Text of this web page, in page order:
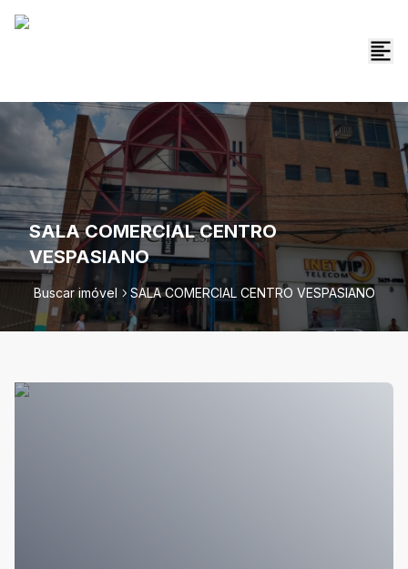
SALA COMERCIAL CENTRO
VESPASIANO
Buscar imóvel SALA COMERCIAL CENTRO VESPASIANO